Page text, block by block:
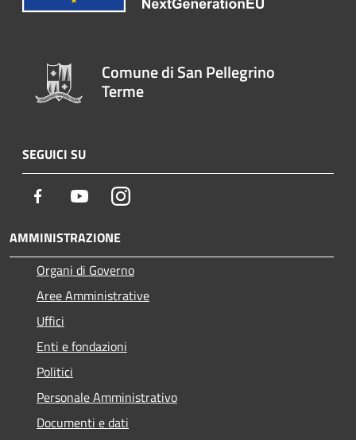
Comune di San Pellegrino
Terme
SEGUICI SU
Facebook YoutubeInstagram
AMMINISTRAZIONE
Organi di Governo
Aree Amministrative
Uffici
Enti e fondazioni
Politici
Personale Amministrativo
Documenti e dati